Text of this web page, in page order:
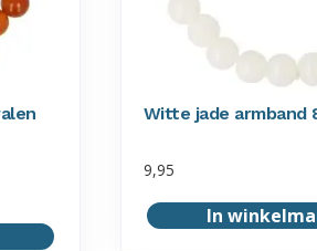
Witte jade armband
9,95
In